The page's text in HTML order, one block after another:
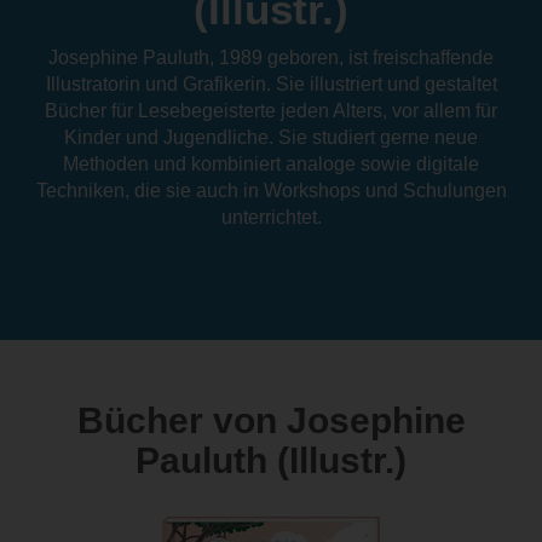
Josephine Pauluth, 1989 geboren, ist freischaffende
Illustratorin und Grafikerin. Sie illustriert und gestaltet
Bücher für Lesebegeisterte jeden Alters, vor allem für
Kinder und Jugendliche. Sie studiert gerne neue
Methoden und kombiniert analoge sowie digitale
Techniken, die sie auch in Workshops und Schulungen
unterrichtet.
Bücher von Josephine
Pauluth (Illustr.)